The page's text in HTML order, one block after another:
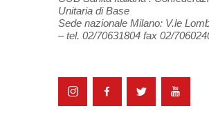
Unitaria di Base
Sede nazionale Milano: V.le
– tel. 02/70631804 fax 02/